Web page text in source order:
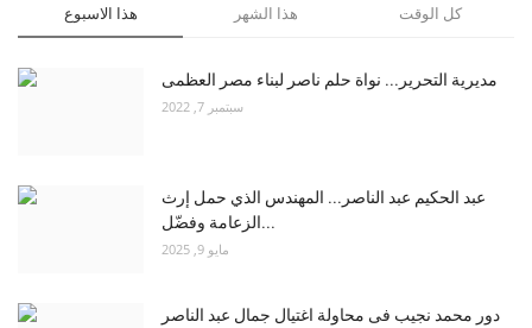
هذا الاسبوع هذا الشهر كل الوقت
مديرية التحرير... نواة حلم ناصر لبناء مصر العظمى
سبتمبر 7, 2022
عبد الحكيم عبد الناصر... المهندس الذي حمل إرث
الزعامة وفضّل...
مايو 9, 2025
دور محمد نجيب فى محاولة اغتيال جمال عبد الناصر